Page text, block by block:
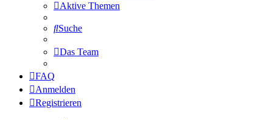
Aktive Themen
Suche
Das Team
FAQ
Anmelden
Registrieren